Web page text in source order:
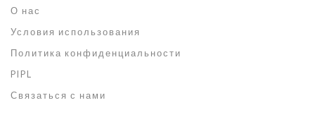
О нас
Условия использования
Политика конфиденциальности
PIPL
Связаться с нами